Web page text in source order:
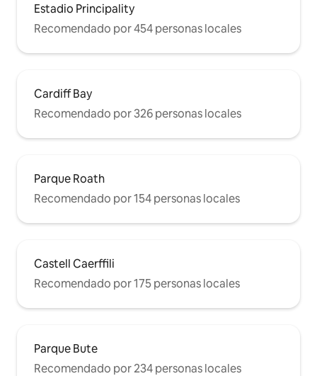
Estadio Principality
Recomendado por 454 personas locales
Cardiff Bay
Recomendado por 326 personas locales
Parque Roath
Recomendado por 154 personas locales
Castell Caerffili
Recomendado por 175 personas locales
Parque Bute
Recomendado por 234 personas locales